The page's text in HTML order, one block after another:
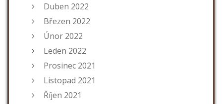
Duben 2022
Březen 2022
Únor 2022
Leden 2022
Prosinec 2021
Listopad 2021
Říjen 2021